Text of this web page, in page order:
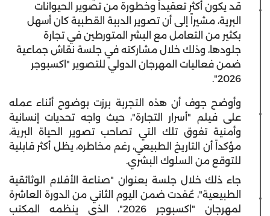
قد يكون أكثر تعقيداً وخطورة من تصوير الحيوانات
البرية، مشيراً إلى أن تصوير الدببة القطبية كان أسهل
بكثير من التعامل مع البشر المتورطين في تجارة
جلودها، وذلك خلال مشاركته في جلسة نقاش جماعية
ضمن فعاليات المهرجان الدولي للتصوير "اكسبوجر
2026".
وأوضح جوف أن هذه التجربة برزت بوضوح أثناء عمله
على فيلم "أسرار التجارة"، حيث واجه تحديات إنسانية
وأمنية تفوق تلك التي تصاحب تصوير الحياة البرية،
مؤكداً أن التاريخ الطبيعي، رغم مخاطره، يظل أكثر قابلية
للتوقع من السلوك البشري.
جاء ذلك خلال جلسة بعنوان "صناعة الأفلام الوثائقية
الطبيعية"، عُقدت ضمن اليوم الثاني من الدورة العاشرة
لمهرجان "اكسبوجر 2026"، الذي ينظمه المكتب